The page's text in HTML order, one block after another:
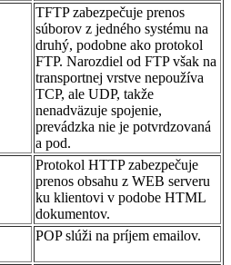
TFTP zabezpečuje prenos
súborov z jedného systému na
druhý, podobne ako protokol
FTP. Narozdiel od FTP však na
transportnej vrstve nepoužíva
TCP, ale UDP, takže
nenadväzuje spojenie,
prevádzka nie je potvrdzovaná
a pod.
Protokol HTTP zabezpečuje
prenos obsahu z WEB serveru
ku klientovi v podobe HTML
dokumentov.
POP slúži na príjem emailov.